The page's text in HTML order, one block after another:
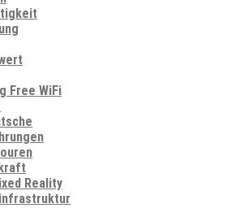
Free WiFi
Reality